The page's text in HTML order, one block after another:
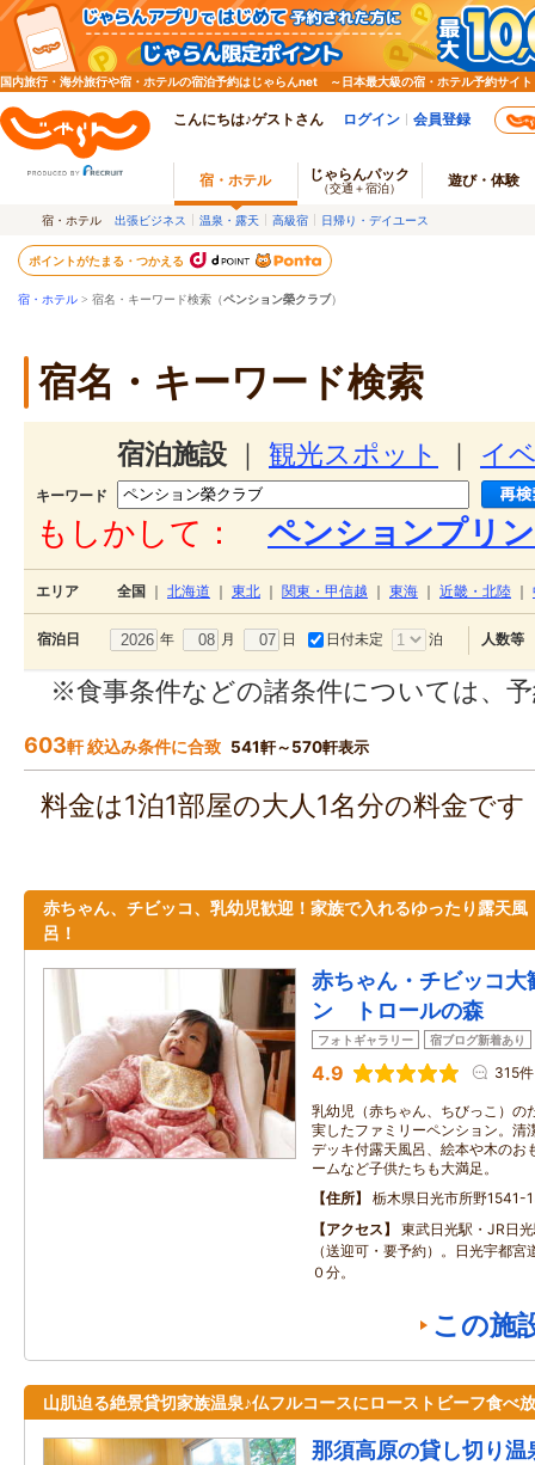
国内旅行・海外旅行や宿・ホテルの宿泊予約はじゃらんnet ～日本最大級の宿・ホテル予約サイト
こんにちは♪ゲストさん ログイン 会員登録
宿・ホテル じゃらんパック
（交通＋宿泊） 遊び・体験
宿・ホテル 出張ビジネス 温泉・露天 高級宿 日帰り・デイユース
ポイントがたまる・つかえる
宿・ホテル > 宿名・キーワード検索（ペンション榮クラブ）
宿名・キーワード検索
宿泊施設 観光スポット イ
キーワード
もしかして： ペンションプリ
エリア 全国 北海道 東北 関東・甲信越 東海 近畿・北陸
宿泊日 年 月 日 日付未定 泊 人数等
※食事条件などの諸条件については、
603軒 絞込み条件に合致 541軒～570軒表示
料金は1泊1部屋の大人1名分の料金で
赤ちゃん、チビッコ、乳幼児歓迎！家族で入れるゆったり露天風
呂！
赤ちゃん・チビッコ大
ン トロールの森
フォトギャラリー 宿ブログ新着あり
4.9 315件
乳幼児（赤ちゃん、ちびっこ）の
実したファミリーペンション。清
デッキ付露天風呂、絵本や木のお
ームなど子供たちも大満足。
住所
栃木県日光市所野1541-
アクセス
東武日光駅・JR日
（送迎可・要予約）。日光宇都宮
０分。
この施
山肌迫る絶景貸切家族温泉♪仏フルコースにローストビーフ食べ
那須高原の貸し切り